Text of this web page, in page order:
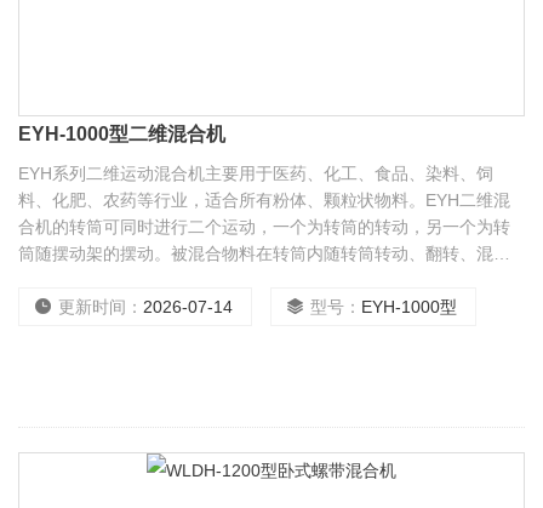
EYH-1000型二维混合机
EYH系列二维运动混合机主要用于医药、化工、食品、染料、饲
料、化肥、农药等行业，适合所有粉体、颗粒状物料。EYH二维混
合机的转筒可同时进行二个运动，一个为转筒的转动，另一个为转
筒随摆动架的摆动。被混合物料在转筒内随转筒转动、翻转、混合
动的共同作用下，物料在短时间内得到充分的混合。该机为分批次
更新时间： 2026-07-14 型号： EYH-1000型